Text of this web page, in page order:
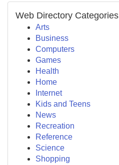
Web Directory Categories
Arts
Business
Computers
Games
Health
Home
Internet
Kids and Teens
News
Recreation
Reference
Science
Shopping